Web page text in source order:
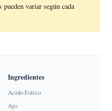
variar según cada
Ingredientes
Acido Folico
Ajo